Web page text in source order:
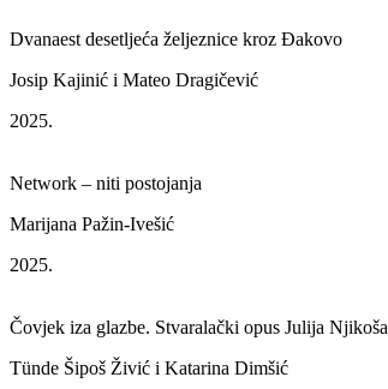
Dvanaest desetljeća željeznice kroz Đakovo
Josip Kajinić i Mateo Dragičević
2025.
Network – niti postojanja
Marijana Pažin-Ivešić
2025.
Čovjek iza glazbe. Stvaralački opus Julija Njikoša
Tünde Šipoš Živić i Katarina Dimšić